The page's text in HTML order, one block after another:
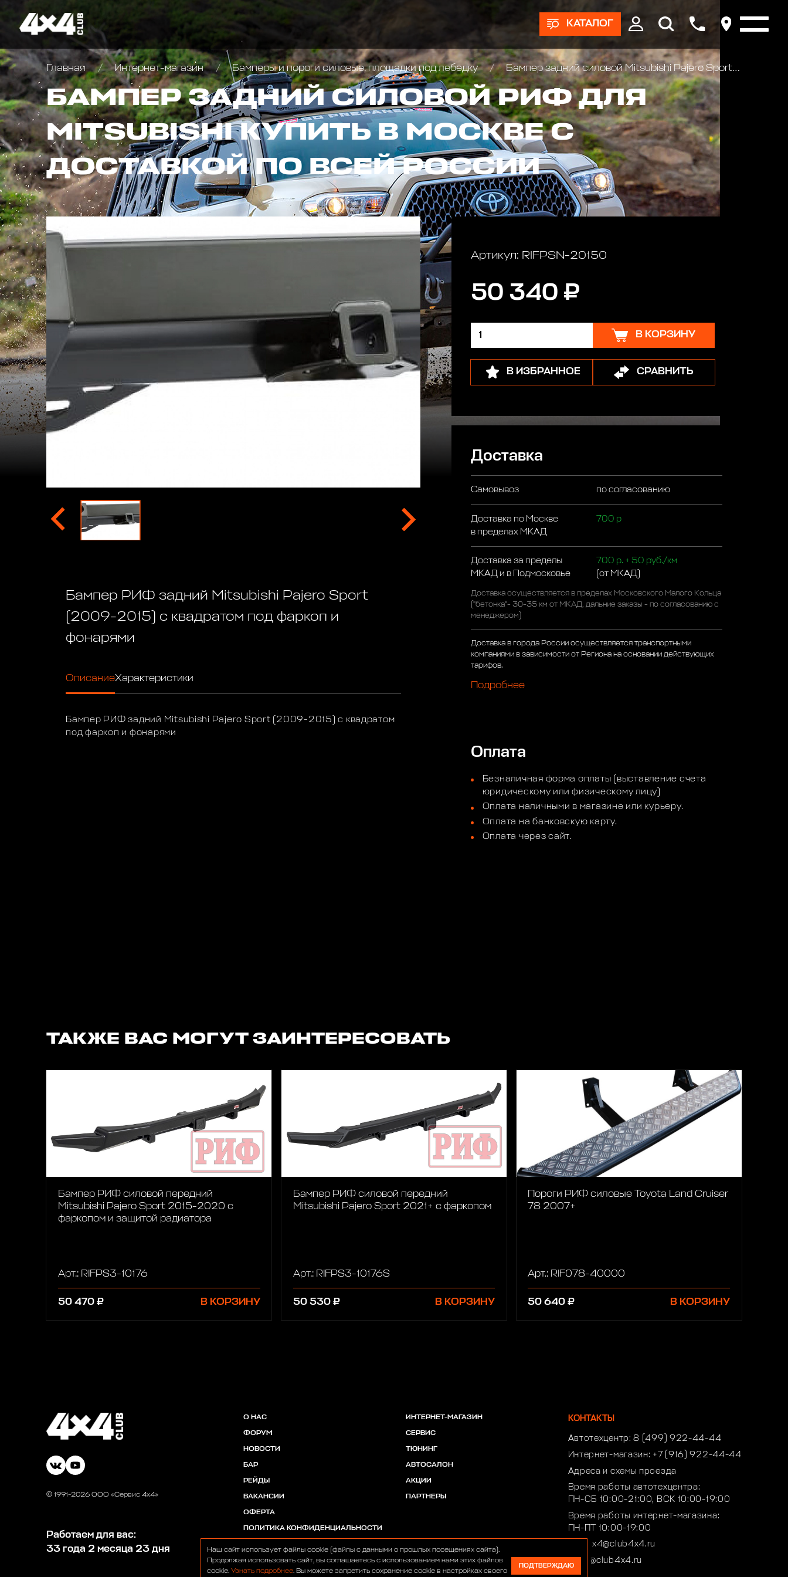
КАТАЛОГ
Главная Интернет-магазин Бамперы и пороги силовые, площадки под лебедку Бампер задний силовой Mitsubishi Pajero Sport (2009-2015) с квадратом под фаркоп и фонарями
БАМПЕР ЗАДНИЙ СИЛОВОЙ РИФ ДЛЯ
MITSUBISHI КУПИТЬ В МОСКВЕ С
ДОСТАВКОЙ ПО ВСЕЙ РОССИИ
Бампер РИФ задний Mitsubishi Pajero Sport
(2009-2015) с квадратом под фаркоп и
фонарями
ОписаниеХарактеристики
Бампер РИФ задний Mitsubishi Pajero Sport (2009-2015) с квадратом
под фаркоп и фонарями
Артикул: RIFPSN-20150
50 340 ₽
В КОРЗИНУ
В ИЗБРАННОЕ СРАВНИТЬ
Доставка
Самовывоз по согласованию
Доставка по Москве
в пределах МКАД
700 р
Доставка за пределы
МКАД и в Подмосковье
700 р. + 50 руб./км
(от МКАД)
Доставка осуществляется в пределах Московского Малого Кольца
("бетонка"- 30-35 км от МКАД, дальние заказы - по согласованию с
менеджером)
Доставка в города России осуществляется транспортными
компаниями в зависимости от Региона на основании действующих
тарифов.
Подробнее
Оплата
Безналичная форма оплаты (выставление счета
юридическому или физическому лицу)
Оплата наличными в магазине или курьеру.
Оплата на банковскую карту.
Оплата через сайт.
ТАКЖЕ ВАС МОГУТ ЗАИНТЕРЕСОВАТЬ
Бампер РИФ силовой передний
Mitsubishi Pajero Sport 2015-2020 с
фаркопом и защитой радиатора
Арт.: RIFPS3-10176
50 470 ₽ В КОРЗИНУ
Бампер РИФ силовой передний
Mitsubishi Pajero Sport 2021+ с фаркопом
Арт.: RIFPS3-10176S
50 530 ₽ В КОРЗИНУ
Пороги РИФ силовые Toyota Land Cruiser
78 2007+
Арт.: RIF078-40000
50 640 ₽ В КОРЗИНУ
© 1991-2026 ООО «Сервис 4х4»
Работаем для вас:
33 года 2 месяца 23 дня
О НАС
ФОРУМ
НОВОСТИ
БАР
РЕЙДЫ
ВАКАНСИИ
ОФЕРТА
ПОЛИТИКА КОНФИДЕНЦИАЛЬНОСТИ
ИНТЕРНЕТ-МАГАЗИН
СЕРВИС
ТЮНИНГ
АВТОСАЛОН
АКЦИИ
ПАРТНЕРЫ
КОНТАКТЫ
Автотехцентр:8 (499) 922-44-44
Интернет-магазин: +7 (916) 922-44-44
Адреса и схемы проезда
Время работы автотехцентра:
ПН-СБ 10:00-21:00, ВСК 10:00-19:00
Время работы интернет-магазина:
ПН-ПТ 10:00-19:00
club4x4@club4x4.ru
shop@club4x4.ru
Наш сайт использует файлы cookie (файлы с данными о прошлых посещениях сайта).
Продолжая использовать сайт, вы соглашаетесь с использованием нами этих файлов
cookie. Узнать подробнее. Вы можете запретить сохранение cookie в настройках своего
ПОДТВЕРЖДАЮ